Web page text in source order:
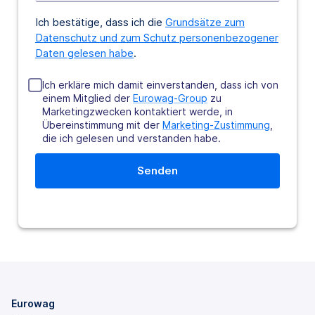
Ich bestätige, dass ich die Grundsätze zum
Datenschutz und zum Schutz personenbezogener
Daten gelesen habe.
Ich erkläre mich damit einverstanden, dass ich von
einem Mitglied der Eurowag-Group zu
Marketingzwecken kontaktiert werde, in
Übereinstimmung mit der Marketing-Zustimmung
die ich gelesen und verstanden habe.
Eurowag